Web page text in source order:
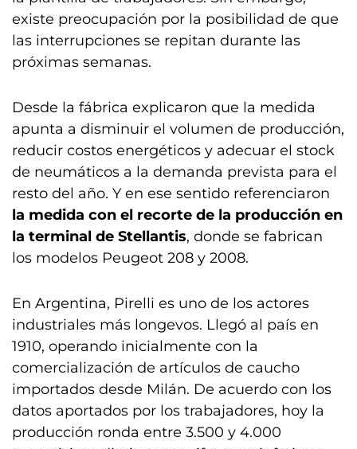
existe preocupación por la posibilidad de que
las interrupciones se repitan durante las
próximas semanas.
Desde la fábrica explicaron que la medida
apunta a disminuir el volumen de producción,
reducir costos energéticos y adecuar el stock
de neumáticos a la demanda prevista para el
resto del año. Y en ese sentido referenciaron
la medida con el recorte de la producción en
la terminal de Stellantis, donde se fabrican
los modelos Peugeot 208 y 2008.
En Argentina, Pirelli es uno de los actores
industriales más longevos. Llegó al país en
1910, operando inicialmente con la
comercialización de artículos de caucho
importados desde Milán. De acuerdo con los
datos aportados por los trabajadores, hoy la
producción ronda entre 3.500 y 4.000